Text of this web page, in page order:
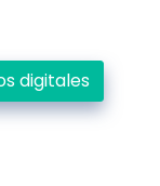
digitales